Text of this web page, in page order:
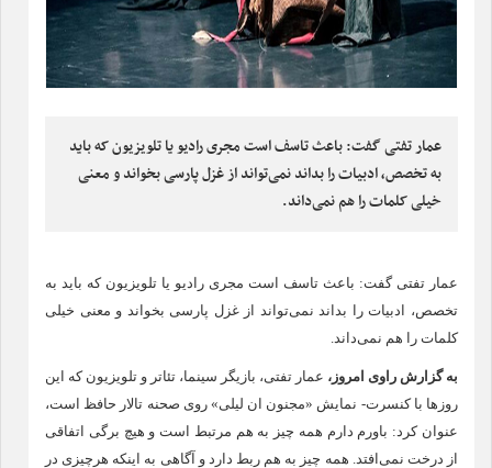
عمار تفتی گفت: باعث تاسف است مجری رادیو یا تلویزیون که باید
به تخصص، ادبیات را بداند نمی‌تواند از غزل پارسی بخواند و معنی
خیلی کلمات را هم نمی‌داند.
عمار تفتی گفت: باعث تاسف است مجری رادیو یا تلویزیون که باید به
تخصص، ادبیات را بداند نمی‌تواند از غزل پارسی بخواند و معنی خیلی
کلمات را هم نمی‌داند.
به گزارش راوی امروز ، عمار تفتی، بازیگر سینما، تئاتر و تلویزیون که این
روزها با کنسرت- نمایش «مجنون ان لیلی» روی صحنه تالار حافظ است،
عنوان کرد: باورم دارم همه چیز به هم مرتبط است و هیچ برگی اتفاقی
از درخت نمی‌افتد. همه چیز به هم ربط دارد و آگاهی به اینکه هرچیزی در